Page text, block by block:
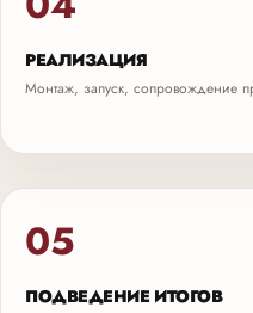
РЕАЛИЗАЦИЯ
Монтаж, запуск, сопровождение
05
ПОДВЕДЕНИЕ ИТОГОВ